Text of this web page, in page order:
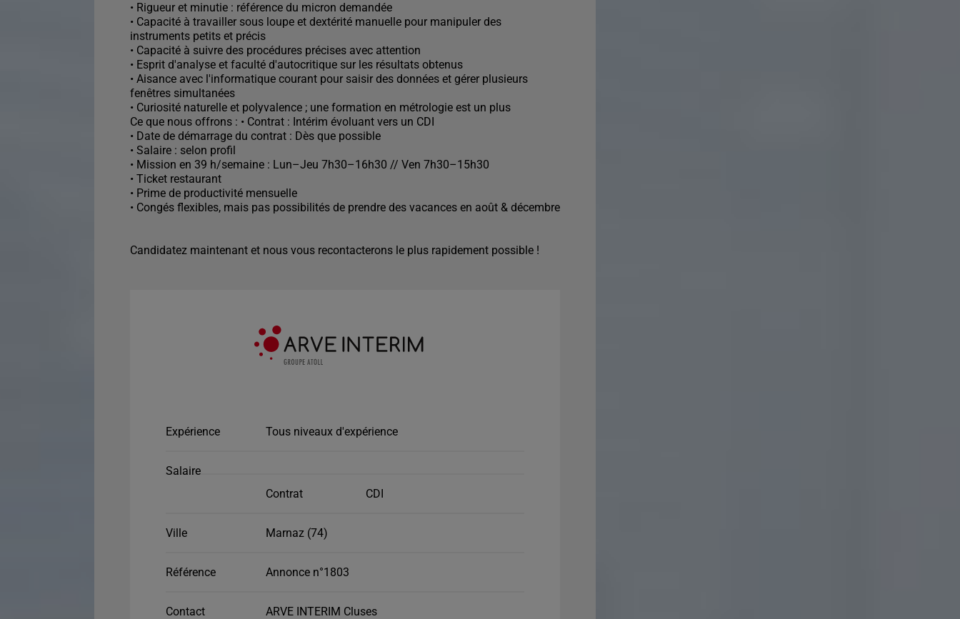
• Rigueur et minutie : référence du micron demandée
• Capacité à travailler sous loupe et dextérité manuelle pour manipuler des
instruments petits et précis
• Capacité à suivre des procédures précises avec attention
• Esprit d'analyse et faculté d'autocritique sur les résultats obtenus
• Aisance avec l'informatique courant pour saisir des données et gérer plusieurs
fenêtres simultanées
• Curiosité naturelle et polyvalence ; une formation en métrologie est un plus
Ce que nous offrons : • Contrat : Intérim évoluant vers un CDI
• Date de démarrage du contrat : Dès que possible
• Salaire : selon profil
• Mission en 39 h/semaine : Lun–Jeu 7h30–16h30 // Ven 7h30–15h30
• Ticket restaurant
• Prime de productivité mensuelle
• Congés flexibles, mais pas possibilités de prendre des vacances en août & décembre
Candidatez maintenant et nous vous recontacterons le plus rapidement possible !
Expérience Tous niveaux d'expérience
Salaire
Contrat
CDI
Ville Marnaz (74)
Référence Annonce n°1803
Contact
ARVE INTERIM Cluses